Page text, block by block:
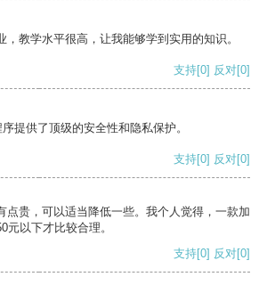
，教学水平很高，让我能够学到实用的知识。
支持[0] 反对[0]
提供了顶级的安全性和隐私保护。
支持[0] 反对[0]
点贵，可以适当降低一些。我个人觉得，一款加
元以下才比较合理。
支持[0] 反对[0]